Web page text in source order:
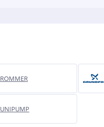
ROMMER
UNIPUMP